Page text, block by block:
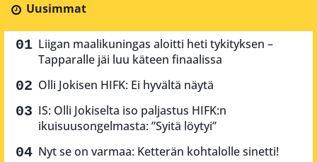
Uusimmat
Liigan maalikuningas aloitti heti tykityksen –
Tapparalle jäi luu käteen finaalissa
Olli Jokisen HIFK: Ei hyvältä näytä
IS: Olli Jokiselta iso paljastus HIFK:n
ikuisuusongelmasta: ”Syitä löytyi”
Nyt se on varmaa: Ketterän kohtalolle sinetti!